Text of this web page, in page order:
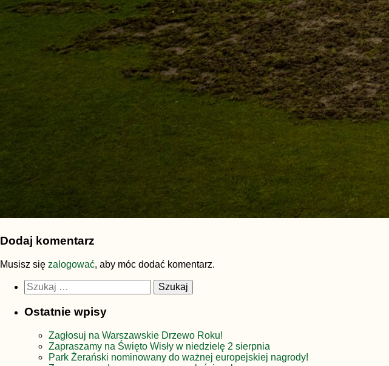
Dodaj komentarz
Musisz się zalogować, aby móc dodać komentarz.
Szukaj:
Ostatnie wpisy
Zagłosuj na Warszawskie Drzewo Roku!
Zapraszamy na Święto Wisły w niedzielę 2 sierpnia
Park Żerański nominowany do ważnej europejskiej nagrody!